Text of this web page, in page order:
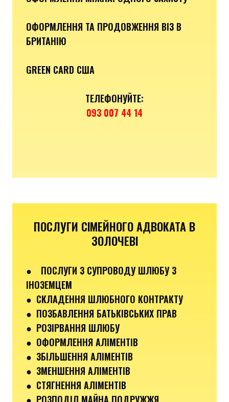
ОФОРМЛЕННЯ ТА ПРОДОВЖЕННЯ ВІЗ В
БРИТАНІЮ
GREEN CARD США
ТЕЛЕФОНУЙТЕ:
093 007 44 14
ПОСЛУГИ СІМЕЙНОГО АДВОКАТА В
ЗОЛОЧЕВІ
●
ПОСЛУГИ З СУПРОВОДУ ШЛЮБУ З
ІНОЗЕМЦЕМ
● СКЛАДЕННЯ ШЛЮБНОГО КОНТРАКТУ
● ПОЗБАВЛЕННЯ БАТЬКІВСЬКИХ ПРАВ
● РОЗІРВАННЯ ШЛЮБУ
● ОФОРМЛЕННЯ АЛІМЕНТІВ
● ЗБІЛЬШЕННЯ АЛІМЕНТІВ
● ЗМЕНШЕННЯ АЛІМЕНТІВ
● СТЯГНЕННЯ АЛІМЕНТІВ
● РОЗПОДІЛ МАЙНА ПОДРУЖЖЯ